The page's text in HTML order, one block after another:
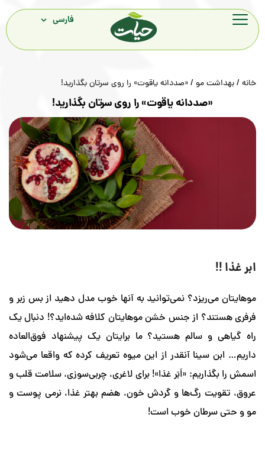
فارسی
مو/ «صددانه یاقوت» را روی سرتان بگذارید!
«صددانه یاقوت» را روی سرتان بگذارید!
نمی‌توانید به آنها خوب مدل دهید از بس زبر و
از جنس خشن موهایتان کلافه شده‌اید؟! دنبال یک
سالم هستید؟ ما برایتان یک پیشنهاد فوق‌العاده
سینا آنقدر از این میوه تعریف کرده که واقعا می‌شود
«اَبَر غذا»! برای لاغری، چربی‌سوزی، سلامت قلب و
رگ‌ها و گردش خون، هضم بهتر غذا، نرمی پوست و
خوب است!